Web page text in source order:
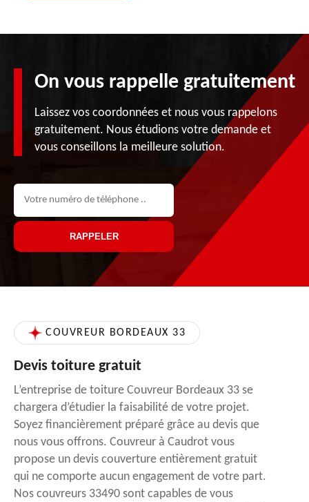
On vous rappelle gratuitement
Laissez vos coordonnées et nous vous rappelons
gratuitement. Nous étudions votre demande et
vous conseillons la meilleure solution.
COUVREUR BORDEAUX 33
Devis toiture gratuit
L’entreprise de toiture Couvreur Bordeaux 33 se
chargera d’étudier la faisabilité de votre projet.
Soyez financièrement préparé grâce au devis que
nous vous offrons. Couvreur à Caudrot vous
propose un devis couverture entièrement gratuit
qui ne comporte aucun engagement de votre part.
Nos couvreurs 33490 sont capables de vous